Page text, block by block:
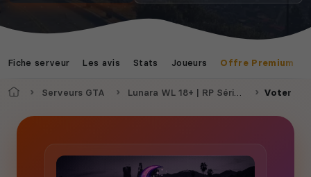
Fiche serveur Les avis Stats Joueurs Offre Premium
AccueilServeurs GTA Lunara WL 18+ | RP Sérieux | Lore Immersif | Scripts Uniques Voter